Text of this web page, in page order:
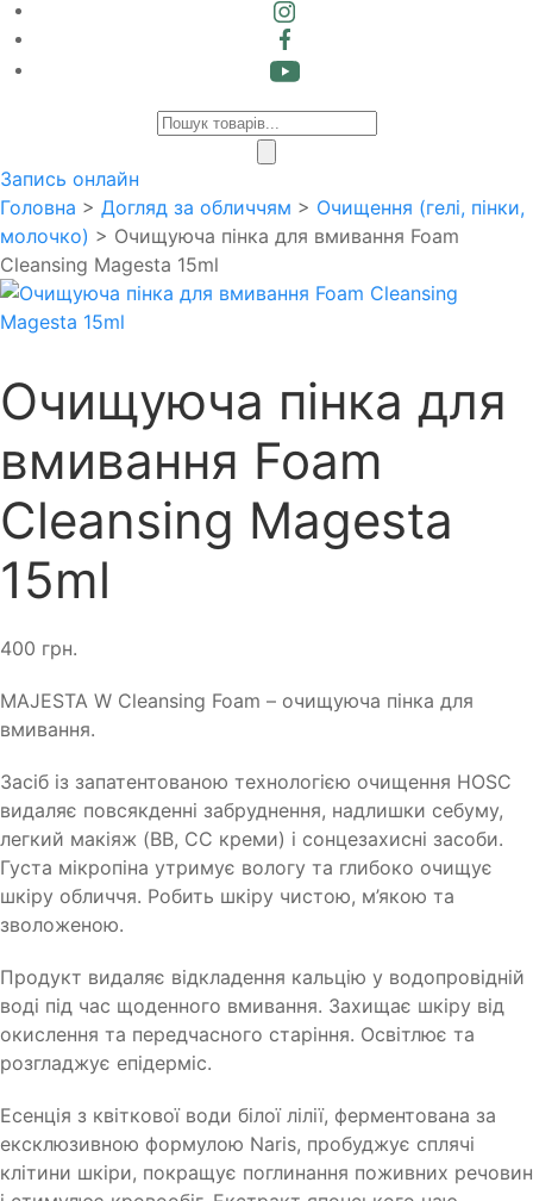
Products
Запись онлайн
Головна > Догляд за обличчям > Очищення (гелі, пінки,
молочко) > Очищуюча пінка для вмивання Foam
Cleansing Magesta 15ml
Очищуюча пінка для
вмивання Foam
Cleansing Magesta
15ml
400 грн.
MAJESTA W Cleansing Foam – очищуюча пінка для
вмивання.
Засіб із запатентованою технологією очищення HOSC
видаляє повсякденні забруднення, надлишки себуму,
легкий макіяж (BB, CС креми) і сонцезахисні засоби.
Густа мікропіна утримує вологу та глибоко очищує
шкіру обличчя. Робить шкіру чистою, м’якою та
зволоженою.
Продукт видаляє відкладення кальцію у водопровідній
воді під час щоденного вмивання. Захищає шкіру від
окислення та передчасного старіння. Освітлює та
розгладжує епідерміс.
Есенція з квіткової води білої лілії, ферментована за
ексклюзивною формулою Naris, пробуджує сплячі
клітини шкіри, покращує поглинання поживних речовин